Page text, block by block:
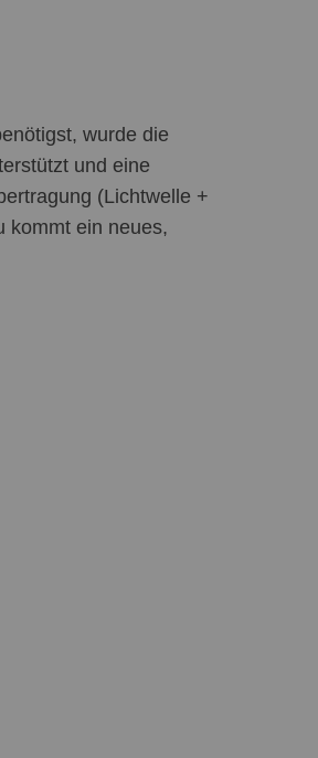
wurde die
und eine
(Lichtwelle +
kommt ein neues,